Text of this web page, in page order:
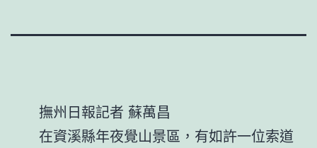
撫州日報記者 蘇萬昌
在資溪縣年夜覺山景區，有如許一位索道